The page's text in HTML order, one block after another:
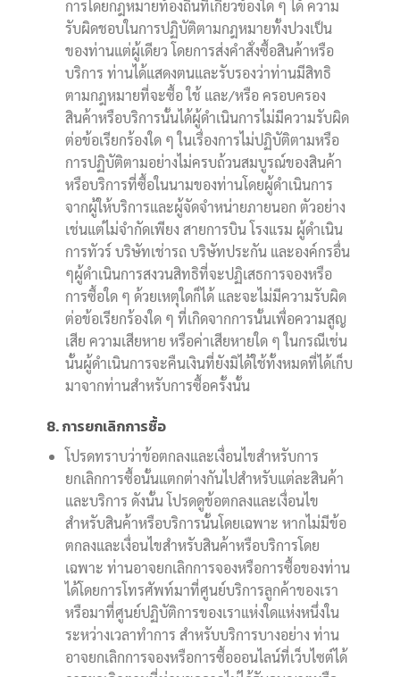
การโดยกฎหมายท้องถิ่นที่เกี่ยวข้องใด ๆ ได้ ความ
รับผิดชอบในการปฏิบัติตามกฎหมายทั้งปวงเป็น
ของท่านแต่ผู้เดียว โดยการส่งคำสั่งซื้อสินค้าหรือ
บริการ ท่านได้แสดงตนและรับรองว่าท่านมีสิทธิ
ตามกฎหมายที่จะซื้อ ใช้ และ/หรือ ครอบครอง
สินค้าหรือบริการนั้นได้ผู้ดำเนินการไม่มีความรับผิด
ต่อข้อเรียกร้องใด ๆ ในเรื่องการไม่ปฏิบัติตามหรือ
การปฏิบัติตามอย่างไม่ครบถ้วนสมบูรณ์ของสินค้า
หรือบริการที่ซื้อในนามของท่านโดยผู้ดำเนินการ
จากผู้ให้บริการและผู้จัดจำหน่ายภายนอก ตัวอย่าง
เช่นแต่ไม่จำกัดเพียง สายการบิน โรงแรม ผู้ดำเนิน
การทัวร์ บริษัทเช่ารถ บริษัทประกัน และองค์กรอื่น
ๆผู้ดำเนินการสงวนสิทธิที่จะปฏิเสธการจองหรือ
การซื้อใด ๆ ด้วยเหตุใดก็ได้ และจะไม่มีความรับผิด
ต่อข้อเรียกร้องใด ๆ ที่เกิดจากการนั้นเพื่อความสูญ
เสีย ความเสียหาย หรือค่าเสียหายใด ๆ ในกรณีเช่น
นั้นผู้ดำเนินการจะคืนเงินที่ยังมิได้ใช้ทั้งหมดที่ได้เก็บ
มาจากท่านสำหรับการซื้อครั้งนั้น
8. การยกเลิกการซื้อ
โปรดทราบว่าข้อตกลงและเงื่อนไขสำหรับการ
ยกเลิกการซื้อนั้นแตกต่างกันไปสำหรับแต่ละสินค้า
และบริการ ดังนั้น โปรดดูข้อตกลงและเงื่อนไข
สำหรับสินค้าหรือบริการนั้นโดยเฉพาะ หากไม่มีข้อ
ตกลงและเงื่อนไขสำหรับสินค้าหรือบริการโดย
เฉพาะ ท่านอาจยกเลิกการจองหรือการซื้อของท่าน
ได้โดยการโทรศัพท์มาที่ศูนย์บริการลูกค้าของเรา
หรือมาที่ศูนย์ปฏิบัติการของเราแห่งใดแห่งหนึ่งใน
ระหว่างเวลาทำการ สำหรับบริการบางอย่าง ท่าน
อาจยกเลิกการจองหรือการซื้อออนไลน์ที่เว็บไซต์ได้